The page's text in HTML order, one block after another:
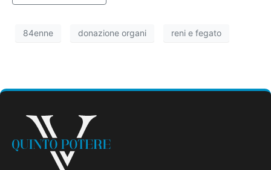
84enne donazione organi reni e fegato